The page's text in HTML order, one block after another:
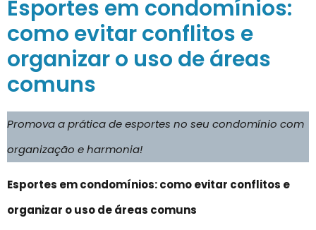
Esportes em condomínios:
como evitar conflitos e
organizar o uso de áreas
comuns
Promova a prática de esportes no seu condomínio com
organização e harmonia!
Esportes em condomínios: como evitar conflitos e
organizar o uso de áreas comuns